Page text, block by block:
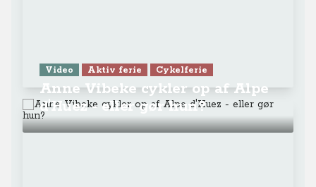
Video Aktiv ferie Cykelferie
Anne Vibeke cykler op af Alpe
d'Huez - eller gør hun?